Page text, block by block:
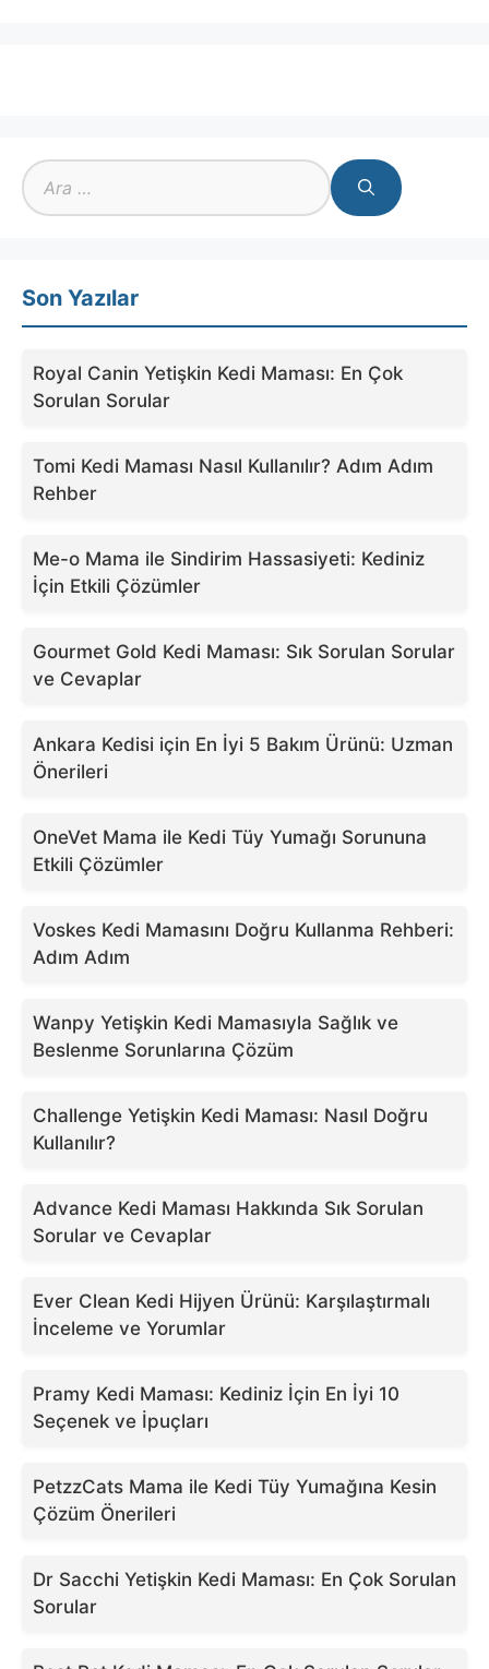
için
ara
Son Yazılar
Royal Canin Yetişkin Kedi Maması: En Çok
Sorulan Sorular
Tomi Kedi Maması Nasıl Kullanılır? Adım Adım
Rehber
Me-o Mama ile Sindirim Hassasiyeti: Kediniz
İçin Etkili Çözümler
Gourmet Gold Kedi Maması: Sık Sorulan Sorular
ve Cevaplar
Ankara Kedisi için En İyi 5 Bakım Ürünü: Uzman
Önerileri
OneVet Mama ile Kedi Tüy Yumağı Sorununa
Etkili Çözümler
Voskes Kedi Mamasını Doğru Kullanma Rehberi:
Adım Adım
Wanpy Yetişkin Kedi Mamasıyla Sağlık ve
Beslenme Sorunlarına Çözüm
Challenge Yetişkin Kedi Maması: Nasıl Doğru
Kullanılır?
Advance Kedi Maması Hakkında Sık Sorulan
Sorular ve Cevaplar
Ever Clean Kedi Hijyen Ürünü: Karşılaştırmalı
İnceleme ve Yorumlar
Pramy Kedi Maması: Kediniz İçin En İyi 10
Seçenek ve İpuçları
PetzzCats Mama ile Kedi Tüy Yumağına Kesin
Çözüm Önerileri
Dr Sacchi Yetişkin Kedi Maması: En Çok Sorulan
Sorular